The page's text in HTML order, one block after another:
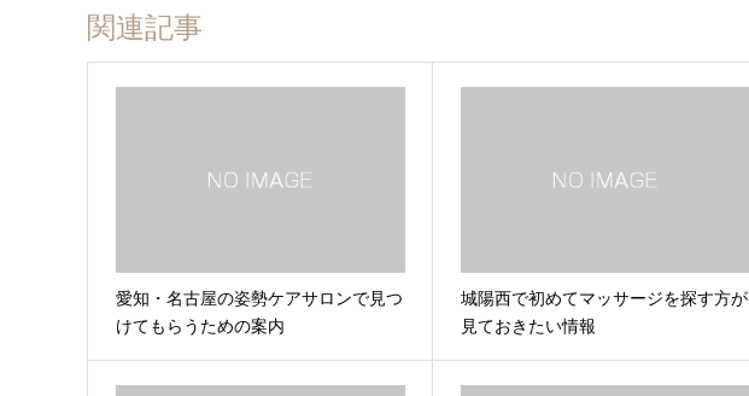
関連記事
愛知・名古屋の姿勢ケアサロンで見つ
けてもらうための案内
城陽西で初めてマッサージを探す方が
見ておきたい情報